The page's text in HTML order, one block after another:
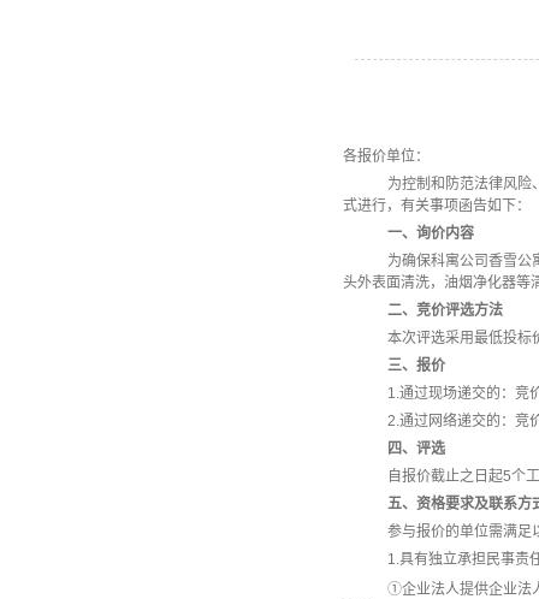
各报价单位：
为控制和防范法律风险
式进行，有关事项函告如下：
一、询价内容
为确保科寓公司香雪公
头外表面清洗，油烟净化器等
二、竞价评选方法
本次评选采用最低投标
三、报价
1.通过现场递交的：竞
2.通过网络递交的：竞
四、评选
自报价截止之日起5个
五、资格要求及联系方
参与报价的单位需满足
1.具有独立承担民事责
①企业法人提供企业